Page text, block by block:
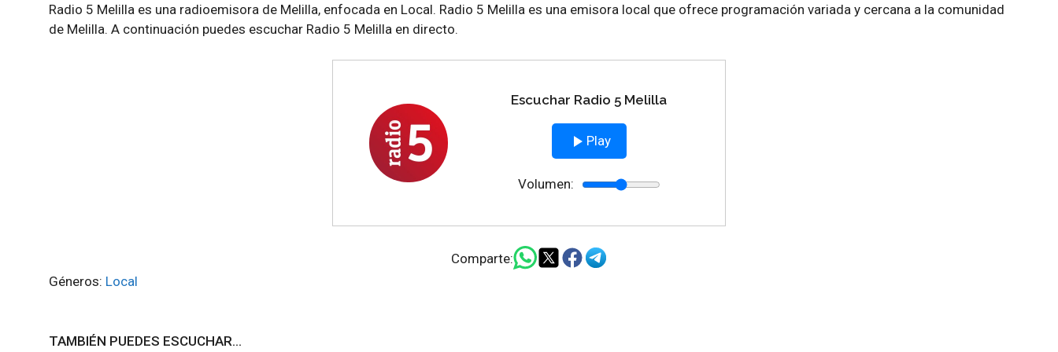
Radio 5 Melilla es una radioemisora de Melilla, enfocada en Local. Radio 5 Melilla es una emisora local que ofrece programación variada y cercana a la comunidad
de Melilla. A continuación puedes escuchar Radio 5 Melilla en directo.
Escuchar Radio 5 Melilla
Play
Volumen:
Comparte:
Géneros: Local
TAMBIÉN PUEDES ESCUCHAR...